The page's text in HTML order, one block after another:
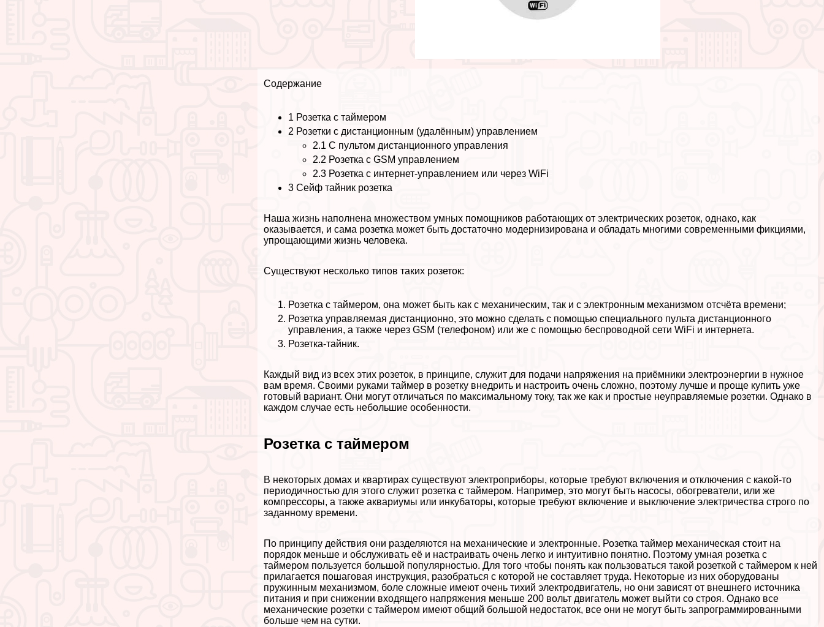
Содержание
1 Розетка с таймером
2 Розетки с дистанционным (удалённым) управлением
2.1 С пультом дистанционного управления
2.2 Розетка с GSM управлением
2.3 Розетка с интернет-управлением или через WiFi
3 Сейф тайник розетка
Наша жизнь наполнена множеством умных помощников работающих от электрических розеток, однако, как
оказывается, и сама розетка может быть достаточно модернизирована и обладать многими современными фикциями,
упрощающими жизнь человека.
Существуют несколько типов таких розеток:
Розетка с таймером, она может быть как с механическим, так и с электронным механизмом отсчёта времени;
Розетка управляемая дистанционно, это можно сделать с помощью специального пульта дистанционного
управления, а также через GSM (телефоном) или же с помощью беспроводной сети WiFi и интернета.
Розетка-тайник.
Каждый вид из всех этих розеток, в принципе, служит для подачи напряжения на приёмники электроэнергии в нужное
вам время. Своими руками таймер в розетку внедрить и настроить очень сложно, поэтому лучше и проще купить уже
готовый вариант. Они могут отличаться по максимальному току, так же как и простые неуправляемые розетки. Однако в
каждом случае есть небольшие особенности.
Розетка с таймером
В некоторых домах и квартирах существуют электроприборы, которые требуют включения и отключения с какой-то
периодичностью для этого служит розетка с таймером. Например, это могут быть насосы, обогреватели, или же
компрессоры, а также аквариумы или инкубаторы, которые требуют включение и выключение электричества строго по
заданному времени.
По принципу действия они разделяются на механические и электронные. Розетка таймер механическая стоит на
порядок меньше и обслуживать её и настраивать очень легко и интуитивно понятно. Поэтому умная розетка с
таймером пользуется большой популярностью. Для того чтобы понять как пользоваться такой розеткой с таймером к ней
прилагается пошаговая инструкция, разобраться с которой не составляет труда. Некоторые из них оборудованы
пружинным механизмом, боле сложные имеют очень тихий электродвигатель, но они зависят от внешнего источника
питания и при снижении входящего напряжения меньше 200 вольт двигатель может выйти со строя. Однако все
механические розетки с таймером имеют общий большой недостаток, все они не могут быть запрограммированными
больше чем на сутки.